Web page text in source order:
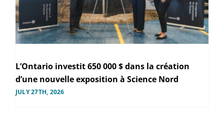
L’Ontario investit 650 000 $ dans la création
d’une nouvelle exposition à Science Nord
JULY 27TH, 2026